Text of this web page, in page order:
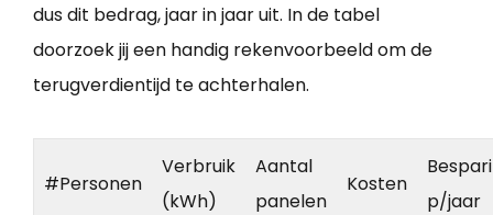
dus dit bedrag, jaar in jaar uit. In de tabel
doorzoek jij een handig rekenvoorbeeld om de
terugverdientijd te achterhalen.
#Personen
Verbruik
(kWh)
Aantal
panelen
Kosten
p/jaar